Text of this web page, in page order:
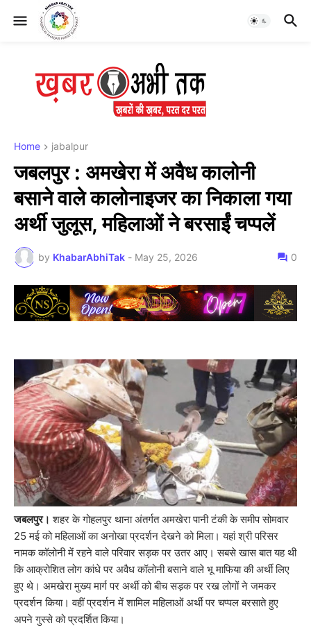
Home jabalpur
जबलपुर : अमखेरा में अवैध कालोनी
बसाने वाले कालोनाइजर का निकाला गया
अर्थी जुलूस, महिलाओं ने बरसाईं चप्पलें
by KhabarAbhiTak - May 25, 2026 0
जबलपुर। शहर के गोहलपुर थाना अंतर्गत अमखेरा पानी टंकी के समीप सोमवार
25 मई को महिलाओं का अनोखा प्रदर्शन देखने को मिला। यहां श्री परिसर
नामक कॉलोनी में रहने वाले परिवार सड़क पर उतर आए। सबसे खास बात यह थी
कि आक्रोशित लोग कांधे पर अवैध कॉलोनी बसाने वाले भू माफिया की अर्थी लिए
हुए थे। अमखेरा मुख्य मार्ग पर अर्थी को बीच सड़क पर रख लोगों ने जमकर
प्रदर्शन किया। वहीं प्रदर्शन में शामिल महिलाओं अर्थी पर चप्पल बरसाते हुए
अपने गुस्से को प्रदर्शित किया।